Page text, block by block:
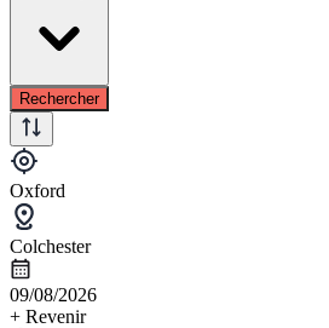
Rechercher
Oxford
Colchester
09/08/2026
+ Revenir